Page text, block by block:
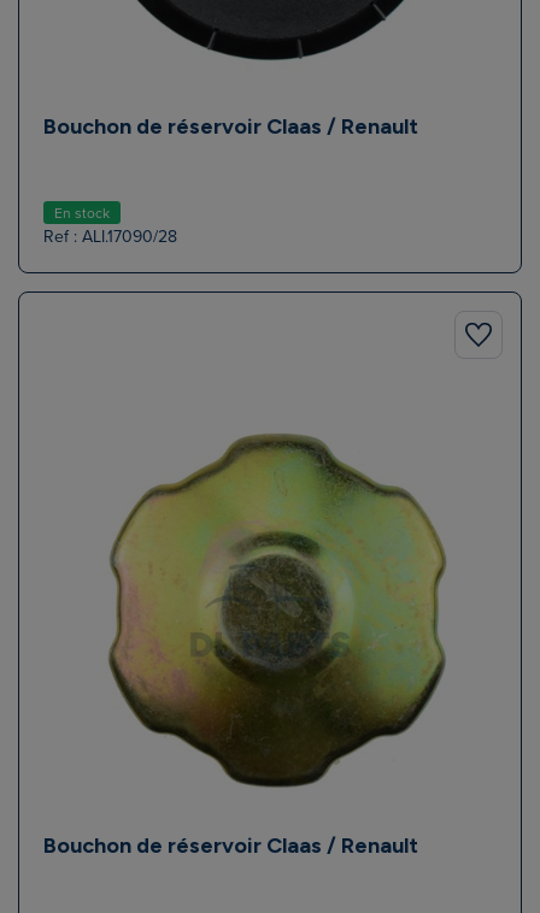
Bouchon de réservoir Claas / Renault
En stock
Ref : ALI.17090/28
Bouchon de réservoir Claas / Renault